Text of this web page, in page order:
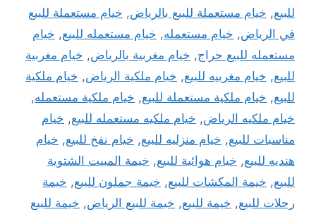
للبيع, خيام مستعملة للبيع بالرياض, خيام مستعملة للبيع
في الرياض, خيام مستعمله, خيام مستعمله للبيع, خيام
مستعمله للبيع حراج, خيام مغربية بالرياض, خيام مغربية
للبيع, خيام مغربيه للبيع, خيام ملكية الرياض, خيام ملكية
للبيع, خيام ملكية مستعملة للبيع, خيام ملكية مستعمله,
خيام ملكيه الرياض, خيام ملكيه مستعمله للبيع, خيام
مناسبات للبيع, خيام منزليه للبيع, خيام نفخ للبيع, خيام
هنديه للبيع, خيام هوائية للبيع, خيمة المبيت الشتوية
للبيع, خيمة المكشات للبيع, خيمة جملون للبيع, خيمة
رحلات للبيع, خيمة للبيع, خيمة للبيع الرياض, خيمة للبيع